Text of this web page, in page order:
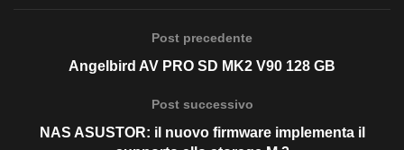
Post precedente
Angelbird AV PRO SD MK2 V90 128 GB
Post successivo
NAS ASUSTOR: il nuovo firmware implementa il